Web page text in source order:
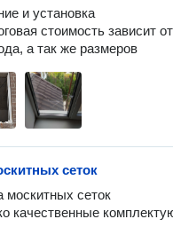
и установка
стоимость зависит
а так же размеров
сеток
москитных сеток
качественные